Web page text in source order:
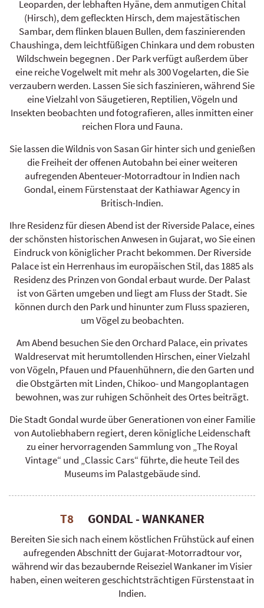
Leoparden, der lebhaften Hyäne, dem anmutigen Chital
(Hirsch), dem gefleckten Hirsch, dem majestätischen
Sambar, dem flinken blauen Bullen, dem faszinierenden
Chaushinga, dem leichtfüßigen Chinkara und dem robusten
Wildschwein begegnen . Der Park verfügt außerdem über
eine reiche Vogelwelt mit mehr als 300 Vogelarten, die Sie
verzaubern werden. Lassen Sie sich faszinieren, während Sie
eine Vielzahl von Säugetieren, Reptilien, Vögeln und
Insekten beobachten und fotografieren, alles inmitten einer
reichen Flora und Fauna.
Sie lassen die Wildnis von Sasan Gir hinter sich und genießen
die Freiheit der offenen Autobahn bei einer weiteren
aufregenden Abenteuer-Motorradtour in Indien nach
Gondal, einem Fürstenstaat der Kathiawar Agency in
Britisch-Indien.
Ihre Residenz für diesen Abend ist der Riverside Palace, eines
der schönsten historischen Anwesen in Gujarat, wo Sie einen
Eindruck von königlicher Pracht bekommen. Der Riverside
Palace ist ein Herrenhaus im europäischen Stil, das 1885 als
Residenz des Prinzen von Gondal erbaut wurde. Der Palast
ist von Gärten umgeben und liegt am Fluss der Stadt. Sie
können durch den Park und hinunter zum Fluss spazieren,
um Vögel zu beobachten.
Am Abend besuchen Sie den Orchard Palace, ein privates
Waldreservat mit herumtollenden Hirschen, einer Vielzahl
von Vögeln, Pfauen und Pfauenhühnern, die den Garten und
die Obstgärten mit Linden, Chikoo- und Mangoplantagen
bewohnen, was zur ruhigen Schönheit des Ortes beiträgt.
Die Stadt Gondal wurde über Generationen von einer Familie
von Autoliebhabern regiert, deren königliche Leidenschaft
zu einer hervorragenden Sammlung von „The Royal
Vintage“ und „Classic Cars“ führte, die heute Teil des
Museums im Palastgebäude sind.
T8 GONDAL - WANKANER
Bereiten Sie sich nach einem köstlichen Frühstück auf einen
aufregenden Abschnitt der Gujarat-Motorradtour vor,
während wir das bezaubernde Reiseziel Wankaner im Visier
haben, einen weiteren geschichtsträchtigen Fürstenstaat in
Indien.